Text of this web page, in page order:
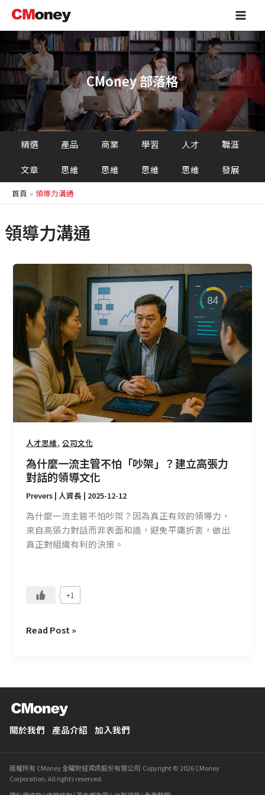
主
容
Main
CMoney 部落格
精選
文章
產品
思維
商業
思維
學習
思維
人才
思維
職涯
發展
首頁 領導力溝通
領導力溝通
人才思維,公司文化
為什麼一流主管不怕「吵架」？建立高張力
對話的領導文化
Prevers | 人資長 | 2025-12-12
為什麼一流主管不怕吵架？因為真正有效的領導力，
來自高張力對話而非表面和諧，避免平庸折衷，做出
真正對組織有利的決策。
+1
什
麼
一
流
主
管
不
怕
「吵
架」？
建
立
張
力
對
話
的
領
Read Post »
關於我們 產品介紹 加入我們
版權所有 CMoney 全曜財經資訊股份有限公司 Copyright © 2026 CMoney
Corporation. All rights reserved.